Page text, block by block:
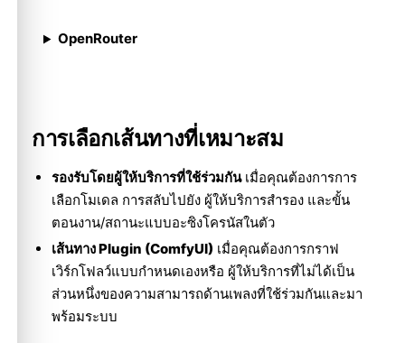
OpenRouter
การเลือกเส้นทางที่เหมาะสม
รองรับโดยผู้ให้บริการที่ใช้ร่วมกันเมื่อคุณต้องการการ
เลือกโมเดล การสลับไปยัง ผู้ให้บริการสำรอง และขั้น
ตอนงาน/สถานะแบบอะซิงโครนัสในตัว
เส้นทาง Plugin (ComfyUI) เมื่อคุณต้องการกราฟ
เวิร์กโฟลว์แบบกำหนดเองหรือ ผู้ให้บริการที่ไม่ได้เป็น
ส่วนหนึ่งของความสามารถด้านเพลงที่ใช้ร่วมกันและมา
พร้อมระบบ